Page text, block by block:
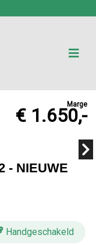
Marge
€ 1.650,-
- NIEUWE
Handgeschakeld